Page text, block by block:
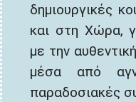
δημιουργικές
και στη Χώρα,
με την
μέσα από
παραδοσιακές